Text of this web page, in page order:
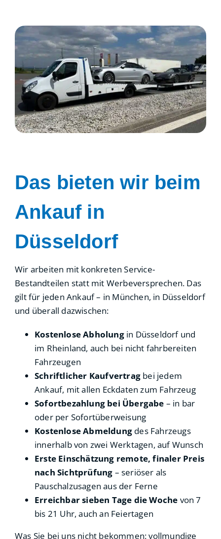
Das bieten wir beim
Ankauf in
Düsseldorf
Wir arbeiten mit konkreten Service-
Bestandteilen statt mit Werbeversprechen. Das
gilt für jeden Ankauf – in München, in Düsseldorf
und überall dazwischen:
Kostenlose Abholungin Düsseldorf und
im Rheinland, auch bei nicht fahrbereiten
Fahrzeugen
Schriftlicher Kaufvertragbei jedem
Ankauf, mit allen Eckdaten zum Fahrzeug
Sofortbezahlung bei Übergabe – in bar
oder per Sofortüberweisung
Kostenlose Abmeldungdes Fahrzeugs
innerhalb von zwei Werktagen, auf Wunsch
Erste Einschätzung remote, finaler Preis
nach Sichtprüfung – seriöser als
Pauschalzusagen aus der Ferne
Erreichbar sieben Tage die Woche von 7
bis 21 Uhr, auch an Feiertagen
Was Sie bei uns nicht bekommen: vollmundige